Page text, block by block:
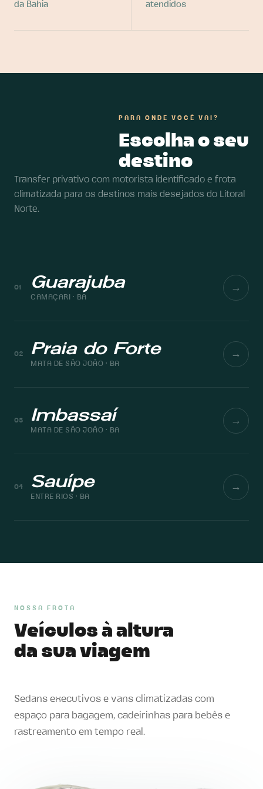
da Bahia
atendidos
PARA ONDE VOCÊ VAI?
Escolha o seu
destino
Transfer privativo com motorista identificado e frota
climatizada para os destinos mais desejados do Litoral
Norte.
01 Guarajuba
CAMAÇARI · BA
→
02 Praia do Forte
MATA DE SÃO JOÃO · BA
→
03 Imbassaí
MATA DE SÃO JOÃO · BA
→
04 Sauípe
ENTRE RIOS · BA
→
NOSSA FROTA
Veículos à altura
da sua viagem
Sedans executivos e vans climatizadas com
espaço para bagagem, cadeirinhas para bebês e
rastreamento em tempo real.